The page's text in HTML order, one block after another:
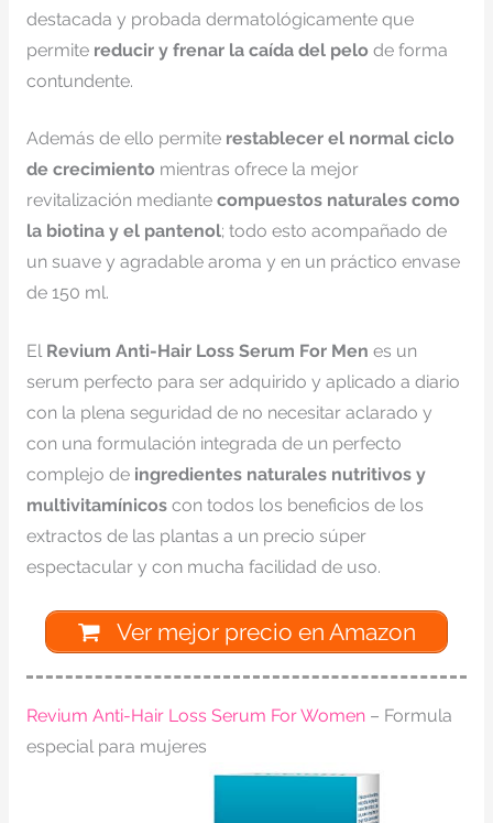
destacada y probada dermatológicamente que
permite reducir y frenar la caída del pelode forma
contundente.
Además de ello permite restablecer el normal ciclo
de crecimientomientras ofrece la mejor
revitalización mediante compuestos naturales como
la biotina y el pantenol; todo esto acompañado de
un suave y agradable aroma y en un práctico envase
de 150 ml.
El Revium Anti-Hair Loss Serum For Men es un
serum perfecto para ser adquirido y aplicado a diario
con la plena seguridad de no necesitar aclarado y
con una formulación integrada de un perfecto
complejo de ingredientes naturales nutritivos y
multivitamínicoscon todos los beneficios de los
extractos de las plantas a un precio súper
espectacular y con mucha facilidad de uso.
Ver mejor precio en Amazon
Revium Anti-Hair Loss Serum For Women– Formula
especial para mujeres